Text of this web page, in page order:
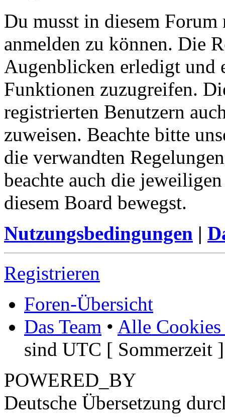
Du musst in diesem
anmelden zu können. Die
Augenblicken erledigt und
Funktionen zuzugreifen.
registrierten Benutzern
zuweisen. Beachte bitte
die verwandten
beachte auch die
diesem Board bewegst.
Nutzungsbedingungen |
Registrieren
Foren-Übersicht
Das Team • Alle Cookies
sind UTC [ Sommerzeit ]
POWERED_BY
Deutsche Übersetzung